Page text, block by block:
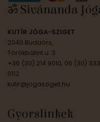
ॐ Sivánanda
KUTÍR JÓGA-SZIGET
2040 Budaörs,
Törökbálint u. 3.
+36 (30) 214 9010, 06 (30) 333
0112
kutir@jogasziget.hu
Gyorslinkek